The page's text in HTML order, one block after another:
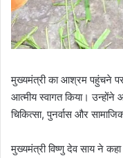
मुख्यमंत्री का आश्रम पहुंचने
आत्मीय स्वागत किया।
चिकित्सा, पुनर्वास और
मुख्यमंत्री विष्णु देव साय ने